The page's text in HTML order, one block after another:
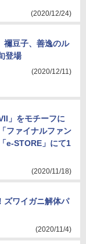
(2020/12/24)
禰豆子、善逸のル
登場
(2020/12/11)
」をモチーフに
ファイナルファン
e-STORE」にて1
(2020/11/18)
ワイガニ解体パ
(2020/11/4)